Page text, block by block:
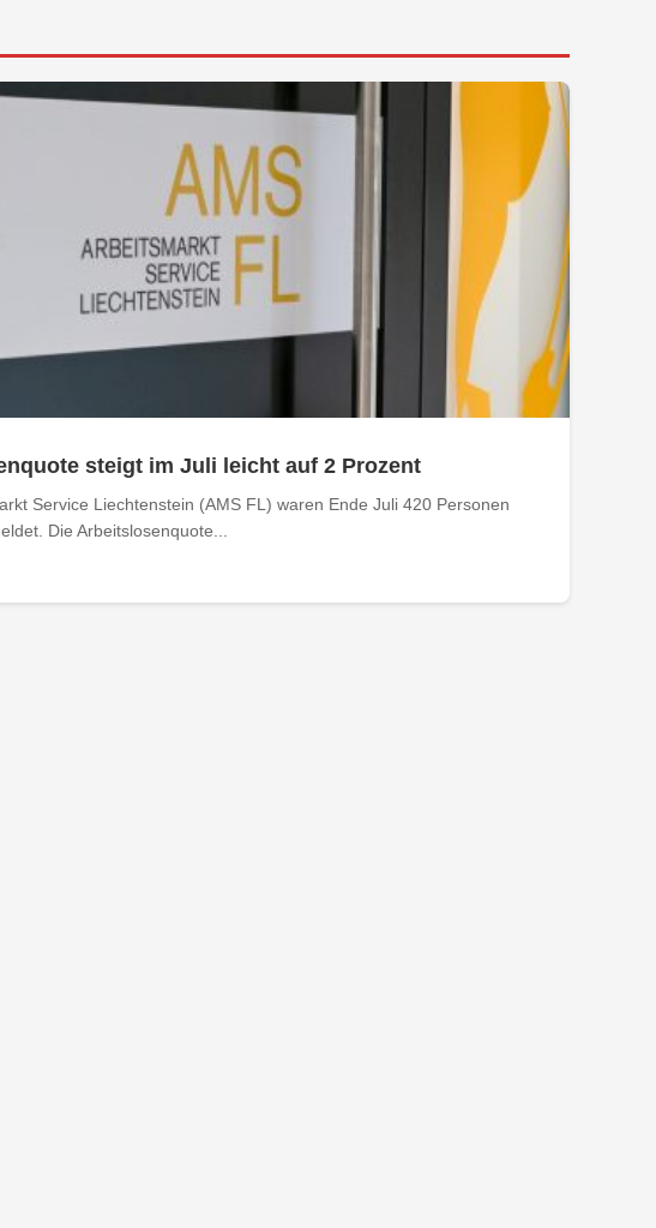
steigt im Juli leicht auf 2 Prozent
Service Liechtenstein (AMS FL) waren Ende Juli 420 Personen
Die Arbeitslosenquote...